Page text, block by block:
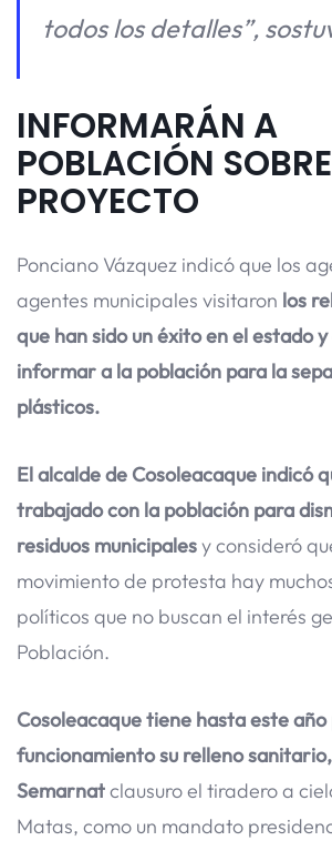
todos los detalles”,
INFORMARÁN A
POBLACIÓN
PROYECTO
Ponciano Vázquez indicó que los
agentes municipales visitaron los
que han sido un éxito en el estado
informar a la población para la
plásticos.
El alcalde de Cosoleacaque indicó
trabajado con la población para
residuos municipalesy consideró
movimiento de protesta hay
políticos que no buscan el interés
Población.
Cosoleacaque tiene hasta este
funcionamiento su relleno sanitario,
Semarnatclausuro el tiradero a
Matas, como un mandato